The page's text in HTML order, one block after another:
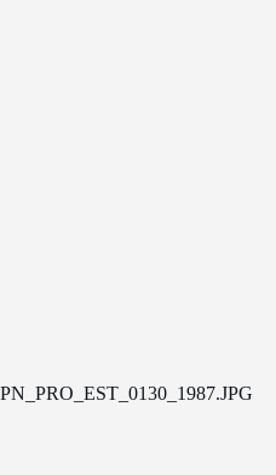
PN_PRO_EST_0130_1987.JPG